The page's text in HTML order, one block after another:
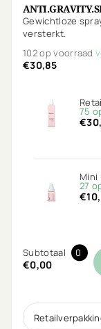
Gewichtloze
versterkt.
102 op voorraad
€30,85
75
Mini
27
Subtotaal 0
€0,00